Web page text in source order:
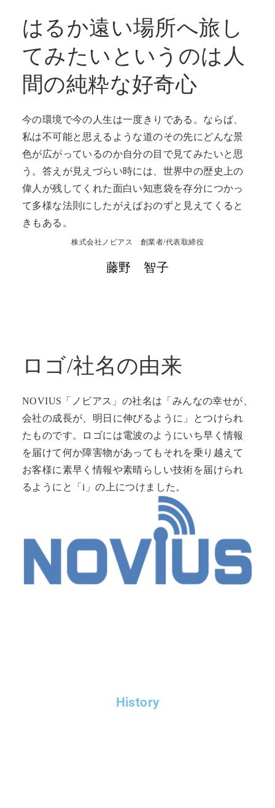
はるか遠い場所へ旅し
てみたいというのは人
間の純粋な好奇心
今の環境で今の人生は一度きりである。ならば、
私は不可能と思えるような道のその先にどんな景
色が広がっているのか自分の目で見てみたいと思
う。答えが見えづらい時には、世界中の歴史上の
偉人が残してくれた面白い知恵袋を存分につかっ
て多様な法則にしたがえばおのずと見えてくると
きもある。
株式会社ノビアス 創業者/代表取締役
藤野 智子
ロゴ/社名の由来
NOVIUS「ノビアス」の社名は「みんなの幸せが、
会社の成長が、明日に伸びるように」とつけられ
たものです。ロゴには電波のようにいち早く情報
を届けて何か障害物があってもそれを乗り越えて
お客様に素早く情報や素晴らしい技術を届けられ
るようにと「i」の上につけました。
History